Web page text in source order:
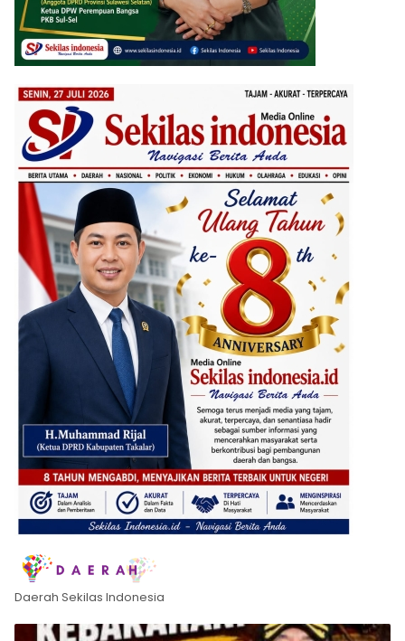
Daerah Sekilas Indonesia